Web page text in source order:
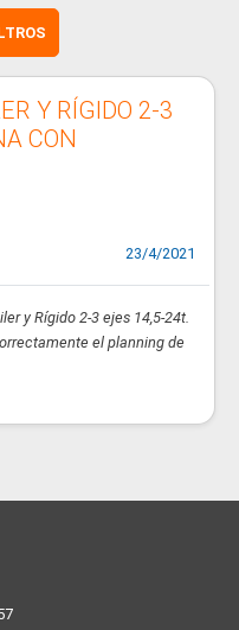
Y RÍGIDO 2-3
CON
23/4/2021
y Rígido 2-3 ejes 14,5-24t.
el planning de